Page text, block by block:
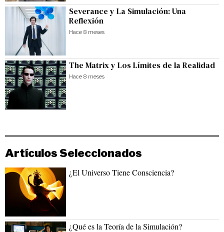
Severance y La Simulación: Una
Reflexión
Hace 8 meses
The Matrix y Los Límites de la Realidad
Hace 8 meses
Artículos Seleccionados
¿El Universo Tiene Consciencia?
¿Qué es la Teoría de la Simulación?